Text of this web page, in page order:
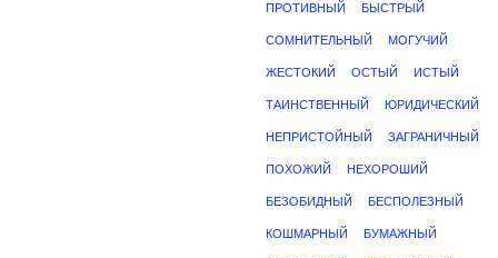
ПРОТИВНЫЙ БЫСТРЫЙ
СОМНИТЕЛЬНЫЙ МОГУЧИЙ
ЖЕСТОКИЙ ОСТЫЙ ИСТЫЙ
ТАИНСТВЕННЫЙ ЮРИДИЧЕСКИЙ
НЕПРИСТОЙНЫЙ ЗАГРАНИЧНЫЙ
ПОХОЖИЙ НЕХОРОШИЙ
БЕЗОБИДНЫЙ БЕСПОЛЕЗНЫЙ
КОШМАРНЫЙ БУМАЖНЫЙ